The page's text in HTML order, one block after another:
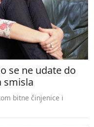
se ne udate do
smisla
bitne činjenice i